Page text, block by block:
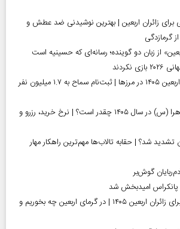
زائران اربعین | بهترین نوشیدنی ضد عطش و
گرمازدگی
از زبان دو گوینده؛ رسانه‌ای که حسینیه است
آغاز رسمی برنامه‌های اربعین ۱۴۰۵ در مرز‌ها | ثبت‌نام سماح به ۱.۷ میلیون نفر
قیمت قبر در بهشت زهرا (س) در سال ۱۴۰۵ چقدر است؟ | نرخ خرید، رزرو و
تشدید شد؟ | حقابه تالاب‌ها مهم‌ترین راهکار مهار
گوش‌بر
امیدبخش شد
توصیه‌های تغذیه‌ای برای زائران اربعین ۱۴۰۵ | در گرمای اربعین چه بخوریم و